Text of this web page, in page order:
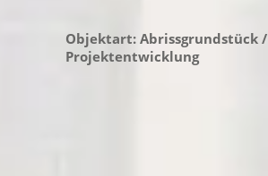
Objektart: Abrissgrundstück /
Projektentwicklung